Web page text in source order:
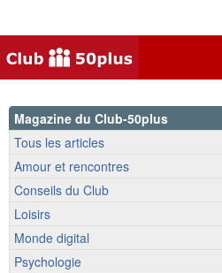
Magazine du Club-50plus
Tous les articles
Amour et rencontres
Conseils du Club
Loisirs
Monde digital
Psychologie